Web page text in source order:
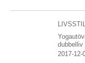
LIVSSTIL
2017-12-